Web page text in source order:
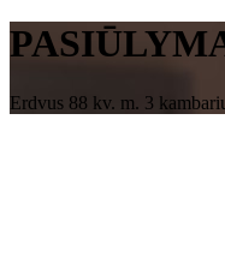
Erdvus 88 kv. m. 3